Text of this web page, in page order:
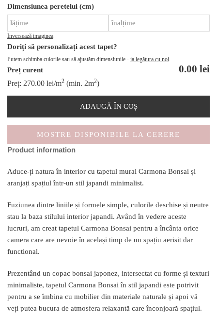
Dimensiunea peretelui (cm)
Inversează imaginea
Doriți să personalizați acest tapet?
Putem schimba culorile sau să ajustăm dimensiunile - ia legătura cu noi
Preț curent 0.00 lei
Preț: 270.00 lei/m2 (min. 2m2)
ADAUGĂ ÎN COȘ
MOSTRE DISPONIBILE LA CERERE
Product information
Aduce-ți natura în interior cu tapetul mural Carmona Bonsai și
aranjați spațiul într-un stil japandi minimalist.
Fuziunea dintre liniile și formele simple, culorile deschise și neutre
stau la baza stilului interior japandi. Având în vedere aceste
lucruri, am creat tapetul Carmona Bonsai pentru a încânta orice
camera care are nevoie în același timp de un spațiu aerisit dar
functional.
Prezentând un copac bonsai japonez, intersectat cu forme și texturi
minimaliste, tapetul Carmona Bonsai în stil japandi este potrivit
pentru a se îmbina cu mobilier din materiale naturale și apoi vă
veți putea bucura de atmosfera relaxantă care înconjoară spațiul.